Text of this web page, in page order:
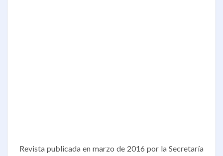
Revista publicada en marzo de 2016 por la Secretaría